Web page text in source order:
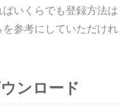
いくらでも登録方法は
参考にしていただけれ
ンロード